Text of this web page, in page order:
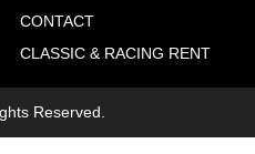
CONTACT
CLASSIC & RACING RENT
Reserved.